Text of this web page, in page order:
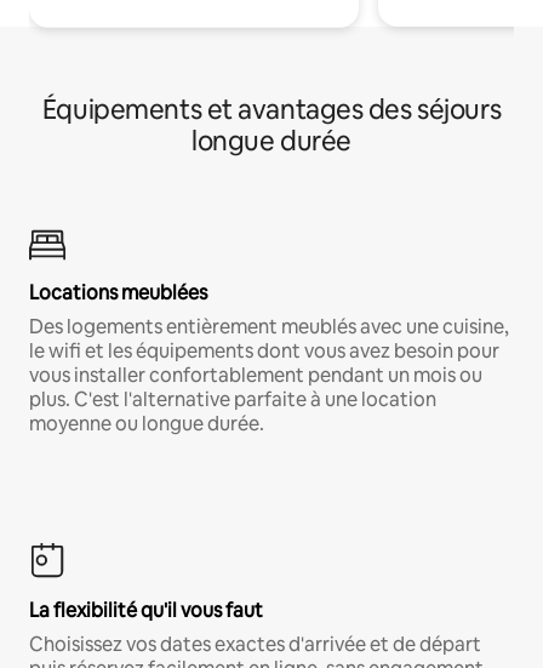
Équipements et avantages des séjours
longue durée
Locations meublées
Des logements entièrement meublés avec une cuisine,
le wifi et les équipements dont vous avez besoin pour
vous installer confortablement pendant un mois ou
plus. C'est l'alternative parfaite à une location
moyenne ou longue durée.
La flexibilité qu'il vous faut
Choisissez vos dates exactes d'arrivée et de départ